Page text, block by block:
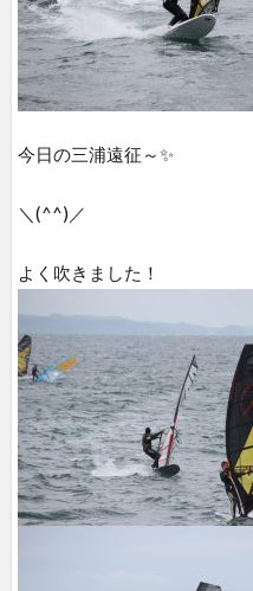
今日の三浦遠征～✨
＼(^^)／
よく吹きました！